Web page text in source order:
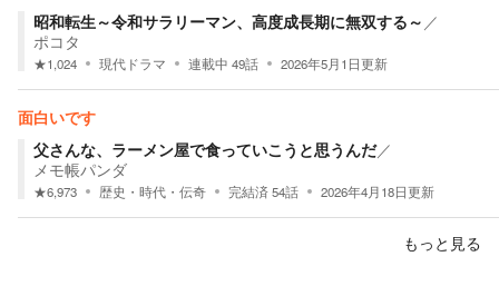
昭和転生～令和サラリーマン、高度成長期に無双する～ ／
ポコタ
★1,024 現代ドラマ 連載中 49話 2026年5月1日更新
面白いです
父さんな、ラーメン屋で食っていこうと思うんだ／
メモ帳パンダ
★6,973 歴史・時代・伝奇 完結済54話 2026年4月18日更新
もっと見る